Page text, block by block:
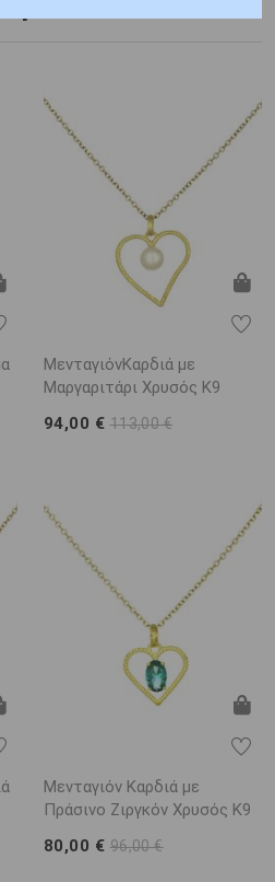
ΜενταγιόνΚαρδιά με
Μαργαριτάρι Χρυσός K9
94,00 € 113,00 €
Μενταγιόν Καρδιά με
Πράσινο Ζιργκόν Χρυσός K9
80,00 € 96,00 €